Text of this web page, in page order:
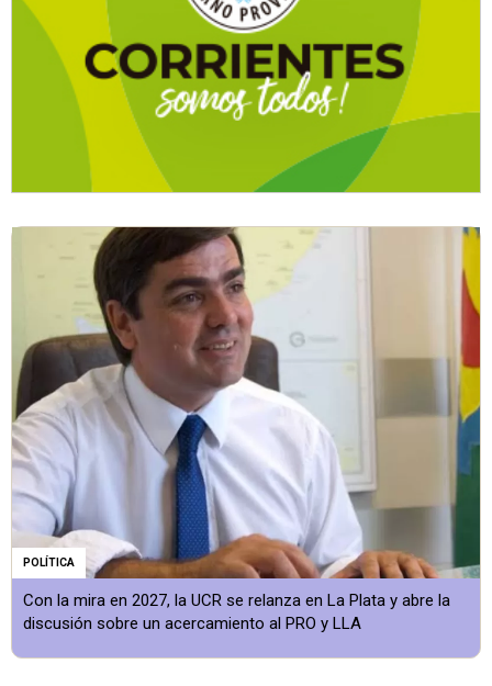
POLÍTICA
Con la mira en 2027, la UCR se relanza en La Plata y abre la
discusión sobre un acercamiento al PRO y LLA